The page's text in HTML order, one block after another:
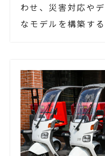
わせ、災害対応や
なモデルを構築す